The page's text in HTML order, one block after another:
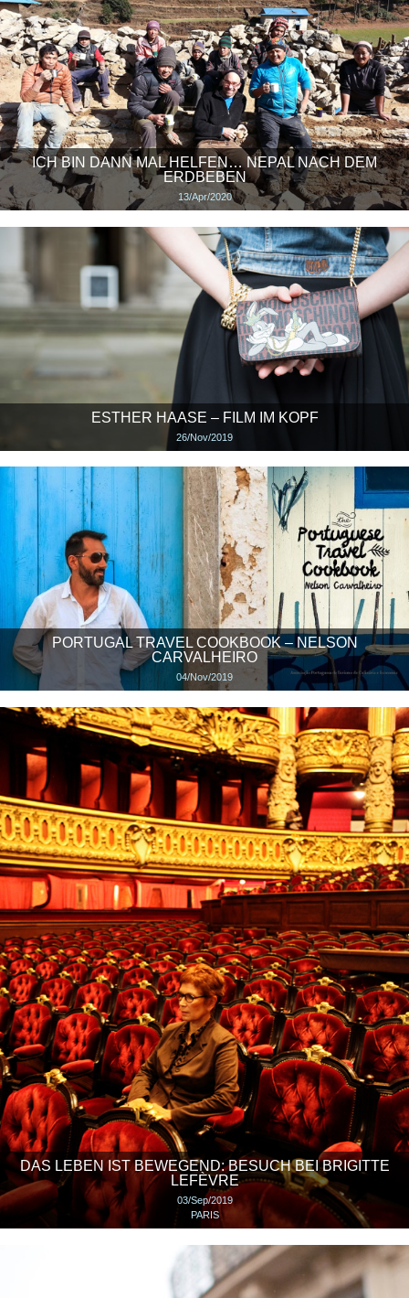
ICH BIN DANN MAL HELFEN… NEPAL NACH DEM
ERDBEBEN
13/Apr/2020
ESTHER HAASE – FILM IM KOPF
26/Nov/2019
PORTUGAL TRAVEL COOKBOOK – NELSON
CARVALHEIRO
04/Nov/2019
DAS LEBEN IST BEWEGEND: BESUCH BEI BRIGITTE
LEFÈVRE
03/Sep/2019
PARIS